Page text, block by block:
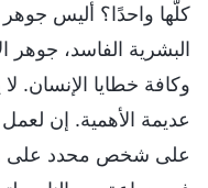
كلّها واحدًا؟ أليس
البشرية الفاسد، جوهر
وكافة خطايا الإنسان. لا
عديمة الأهمية. إن لعمل
على شخص محدد على